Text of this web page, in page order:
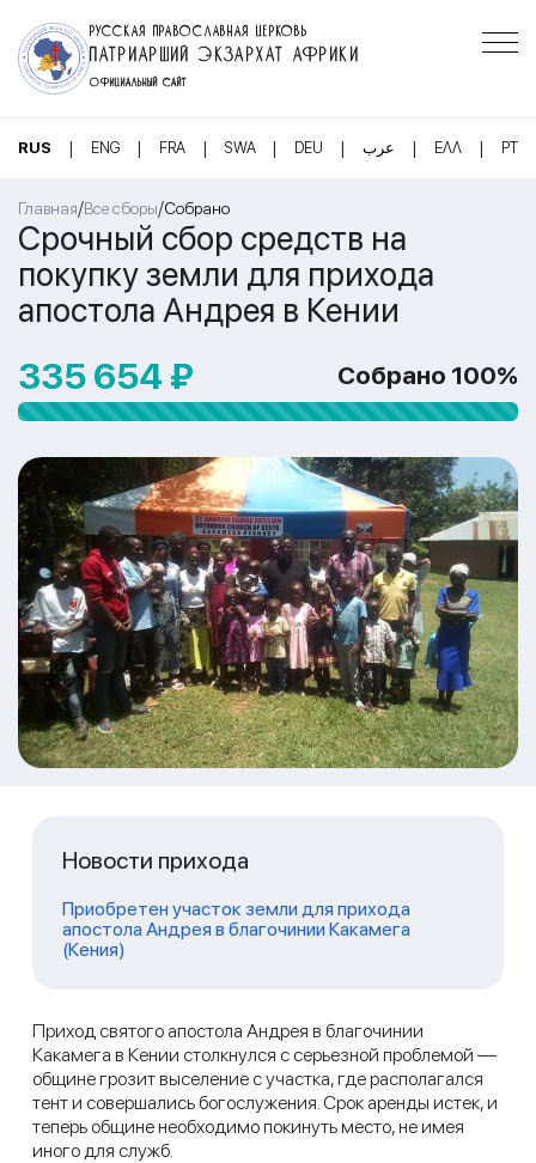
РУССКАЯ ПРАВОСЛАВНАЯ ЦЕРКОВЬ
ПАТРИАРШИЙ ЭКЗАРХАТ АФРИКИ
ОФИЦИАЛЬНЫЙ САЙТ
RUS | ENG | FRA | SWA | DEU | عرب | ΕΛΛ | PT
Главная/Все сборы/Собрано
Срочный сбор средств на
покупку земли для прихода
апостола Андрея в Кении
335 654 ₽ Собрано 100%
Новости прихода
Приобретен участок земли для прихода
апостола Андрея в благочинии Какамега
(Кения)
Приход святого апостола Андрея в благочинии
Какамега в Кении столкнулся с серьезной проблемой —
общине грозит выселение с участка, где располагался
тент и совершались богослужения. Срок аренды истек, и
теперь общине необходимо покинуть место, не имея
иного для служб.